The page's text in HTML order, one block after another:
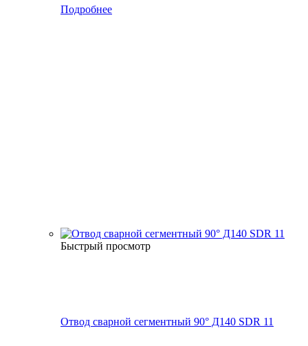
Подробнее
Быстрый просмотр
Отвод сварной сегментный 90° Д140 SDR 11